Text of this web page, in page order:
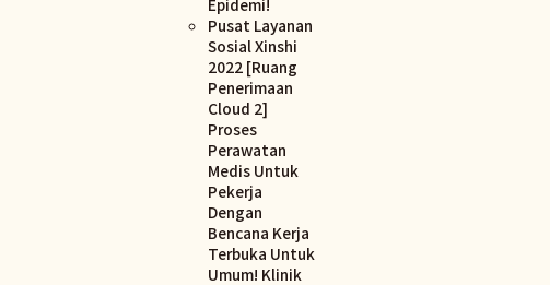
Pusat Layanan
Sosial Xinshi
2022 [Ruang
Penerimaan
Cloud 2]
Proses
Perawatan
Medis Untuk
Pekerja
Dengan
Bencana Kerja
Terbuka Untuk
Umum! Klinik